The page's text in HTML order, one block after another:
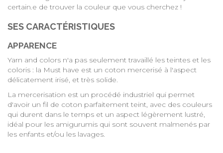
certain.e de trouver la couleur que vous cherchez !
SES CARACTÉRISTIQUES
APPARENCE
Yarn and colors n'a pas seulement travaillé les teintes et les
coloris : la Must have est un coton mercerisé à l'aspect
délicatement irisé, et très solide.
La mercerisation est un procédé industriel qui permet
d'avoir un fil de coton parfaitement teint, avec des couleurs
qui durent dans le temps et un aspect légèrement lustré,
idéal pour les amigurumis qui sont souvent malmenés par
les enfants et/ou les lavages.